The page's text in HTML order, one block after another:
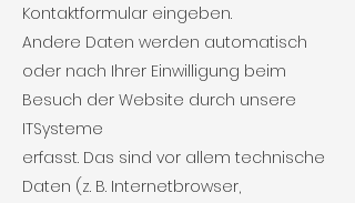
Kontaktformular eingeben.
Andere Daten werden automatisch
oder nach Ihrer Einwilligung beim
Besuch der Website durch unsere
ITSysteme
erfasst. Das sind vor allem technische
Daten (z. B. Internetbrowser,